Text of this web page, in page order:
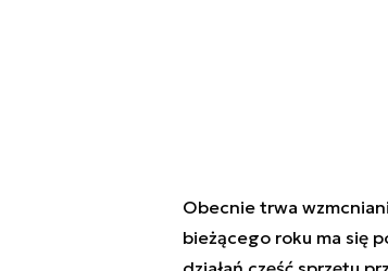
Obecnie trwa
bieżącego roku ma się